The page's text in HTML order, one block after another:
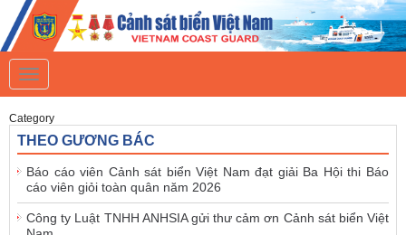
T
o
g
l
e
a
v
i
g
Category
THEO GƯƠNG BÁC
Báo cáo viên Cảnh sát biển Việt Nam đạt giải Ba Hội thi Báo
cáo viên giỏi toàn quân năm 2026
Công ty Luật TNHH ANHSIA gửi thư cảm ơn Cảnh sát biển Việt